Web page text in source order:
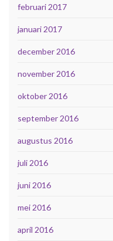
februari 2017
januari 2017
december 2016
november 2016
oktober 2016
september 2016
augustus 2016
juli 2016
juni 2016
mei 2016
april 2016